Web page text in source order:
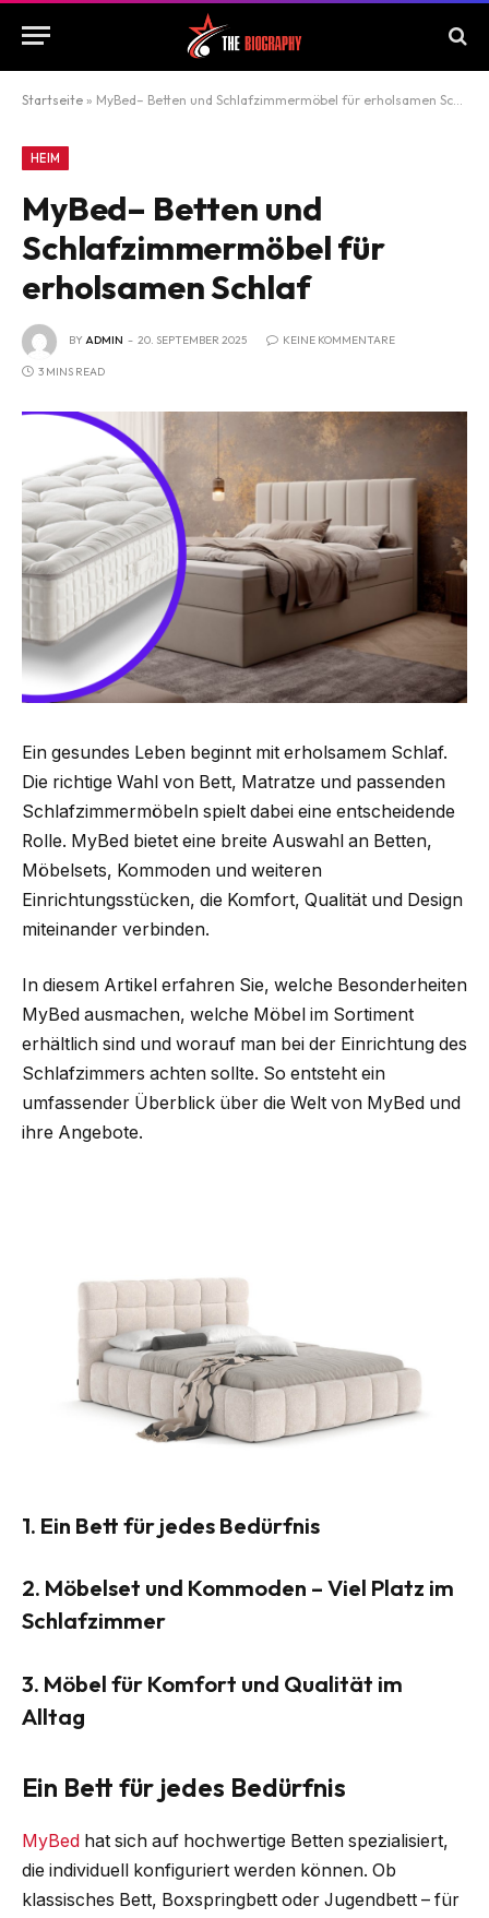
Startseite » MyBed– Betten und Schlafzimmermöbel für erholsamen Schlaf
HEIM
MyBed– Betten und
Schlafzimmermöbel für
erholsamen Schlaf
BYADMIN 20. SEPTEMBER 2025 KEINE KOMMENTARE
3 MINS READ
Ein gesundes Leben beginnt mit erholsamem Schlaf.
Die richtige Wahl von Bett, Matratze und passenden
Schlafzimmermöbeln spielt dabei eine entscheidende
Rolle. MyBed bietet eine breite Auswahl an Betten,
Möbelsets, Kommoden und weiteren
Einrichtungsstücken, die Komfort, Qualität und Design
miteinander verbinden.
In diesem Artikel erfahren Sie, welche Besonderheiten
MyBed ausmachen, welche Möbel im Sortiment
erhältlich sind und worauf man bei der Einrichtung des
Schlafzimmers achten sollte. So entsteht ein
umfassender Überblick über die Welt von MyBed und
ihre Angebote.
1. Ein Bett für jedes Bedürfnis
2. Möbelset und Kommoden – Viel Platz im
Schlafzimmer
3. Möbel für Komfort und Qualität im
Alltag
Ein Bett für jedes Bedürfnis
MyBed hat sich auf hochwertige Betten spezialisiert,
die individuell konfiguriert werden können. Ob
klassisches Bett, Boxspringbett oder Jugendbett – für